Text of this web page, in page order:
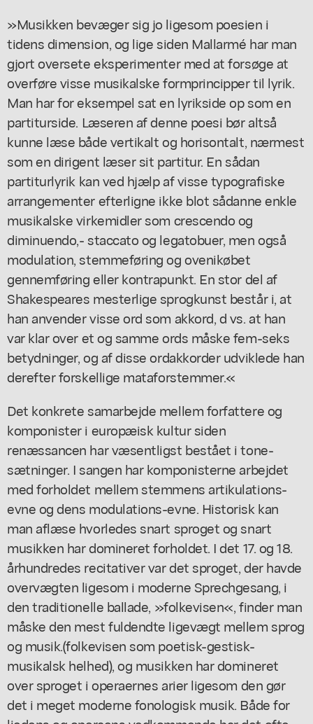
»Musikken bevæger sig jo ligesom poesien i
tidens dimension, og lige siden Mallarmé har man
gjort oversete eksperimenter med at forsøge at
overføre visse musikalske formprincipper til lyrik.
Man har for eksempel sat en lyrikside op som en
partiturside. Læseren af denne poesi bør altså
kunne læse både vertikalt og horisontalt, nærmest
som en dirigent læser sit partitur. En sådan
partiturlyrik kan ved hjælp af visse typografiske
arrangementer efterligne ikke blot sådanne enkle
musikalske virkemidler som crescendo og
diminuendo,- staccato og legatobuer, men også
modulation, stemmeføring og ovenikøbet
gennemføring eller kontrapunkt. En stor del af
Shakespeares mesterlige sprogkunst består i, at
han anvender visse ord som akkord, d vs. at han
var klar over et og samme ords måske fem-seks
betydninger, og af disse ordakkorder udviklede han
derefter forskellige mataforstemmer.«
Det konkrete samarbejde mellem forfattere og
komponister i europæisk kultur siden
renæssancen har væsentligst bestået i tone-
sætninger. I sangen har komponisterne arbejdet
med forholdet mellem stemmens artikulations-
evne og dens modulations-evne. Historisk kan
man aflæse hvorledes snart sproget og snart
musikken har domineret forholdet. I det 17. og 18.
århundredes recitativer var det sproget, der havde
overvægten ligesom i moderne Sprechgesang, i
den traditionelle ballade, »folkevisen«, finder man
måske den mest fuldendte ligevægt mellem sprog
og musik.(folkevisen som poetisk-gestisk-
musikalsk helhed), og musikken har domineret
over sproget i operaernes arier ligesom den gør
det i meget moderne fonologisk musik. Både for